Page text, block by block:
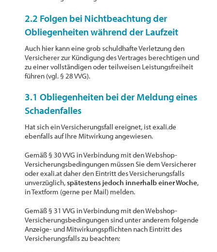
2.2 Folgen bei Nichtbeachtung der
Obliegenheiten während der Laufzeit
Auch hier kann eine grob schuldhafte Verletzung den
Versicherer zur Kündigung des Vertrages berechtigen und
zu einer vollständigen oder teilweisen Leistungsfreiheit
führen (vgl. § 28 VVG).
3.1 Obliegenheiten bei der Meldung eines
Schadenfalles
Hat sich ein Versicherungsfall ereignet, ist exali.de
ebenfalls auf Ihre Mitwirkung angewiesen.
Gemäß § 30 VVG in Verbindung mit den Webshop-
Versicherungsbedingungen müssen Sie dem Versicherer
oder exali.at daher den Eintritt des Versicherungsfalls
unverzüglich,spätestens jedoch innerhalb einer Woche,
in Textform (gerne per Mail) melden.
Gemäß § 31 VVG in Verbindung mit den Webshop-
Versicherungsbedingungen sind unter anderem folgende
Anzeige- und Mitwirkungspflichten nach Eintritt des
Versicherungsfalls zu beachten: